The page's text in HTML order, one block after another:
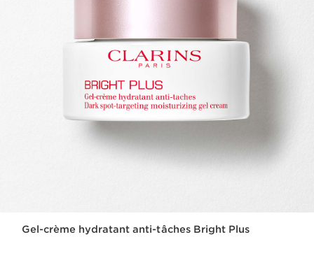
Gel-crème hydratant anti-tâches Bright Plus